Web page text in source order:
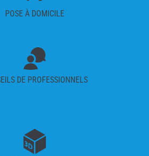
POSE À DOMICILE
DE PROFESSIONNELS